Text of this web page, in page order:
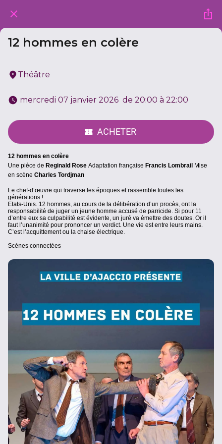
12 hommes en colère
Théâtre
mercredi 07 janvier 2026  de 20:00 à 22:00
ACHETER
12 hommes en colère
Une pièce de Reginald Rose Adaptation française Francis Lombrail Mise
en scène Charles Tordjman
Le chef-d’œuvre qui traverse les époques et rassemble toutes les
générations !
Etats-Unis. 12 hommes, au cours de la délibération d’un procès, ont la
responsabilité de juger un jeune homme accusé de parricide. Si pour 11
d’entre eux sa culpabilité est évidente, un juré va émettre des doutes. Or il
faut l’unanimité pour prononcer un verdict. Une vie est entre leurs mains.
C’est l’acquittement ou la chaise électrique.
Scènes connectées